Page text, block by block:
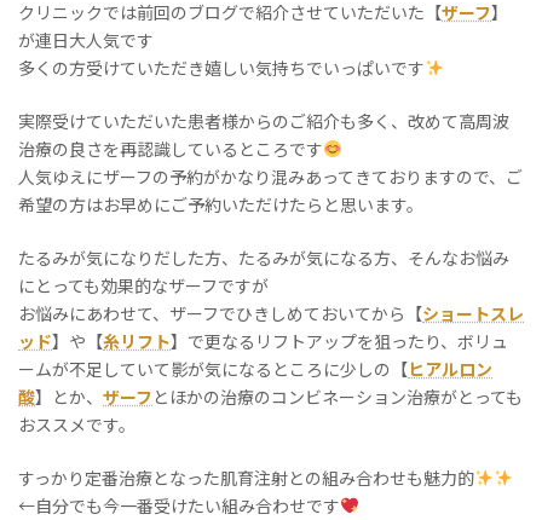
クリニックでは前回のブログで紹介させていただいた【ザーフ】
が連日大人気です
多くの方受けていただき嬉しい気持ちでいっぱいです
実際受けていただいた患者様からのご紹介も多く、改めて高周波
治療の良さを再認識しているところです
人気ゆえにザーフの予約がかなり混みあってきておりますので、ご
希望の方はお早めにご予約いただけたらと思います。
たるみが気になりだした方、たるみが気になる方、そんなお悩み
にとっても効果的なザーフですが
お悩みにあわせて、ザーフでひきしめておいてから【ショートスレ
ッド】や【糸リフト】で更なるリフトアップを狙ったり、ボリュ
ームが不足していて影が気になるところに少しの【ヒアルロン
酸】とか、 ザーフ とほかの治療のコンビネーション治療がとっても
おススメです。
すっかり定番治療となった肌育注射との組み合わせも魅力的
←自分でも今一番受けたい組み合わせです